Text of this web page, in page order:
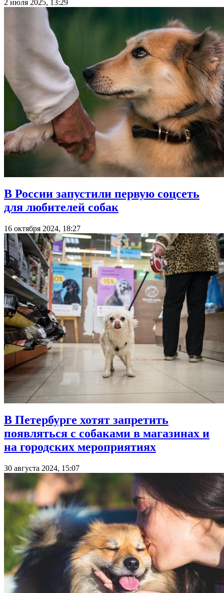
2 июля 2025, 13:29
В России запустили первую соцсеть
для любителей собак
16 октября 2024, 18:27
В Петербурге хотят запретить
появляться с собаками в магазинах и
на городских мероприятиях
30 августа 2024, 15:07